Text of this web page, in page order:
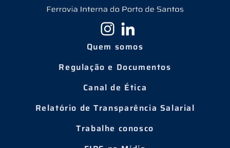
Quem somos
Regulação e Documentos
Canal de Ética
Relatório de Transparência Salarial
Trabalhe conosco